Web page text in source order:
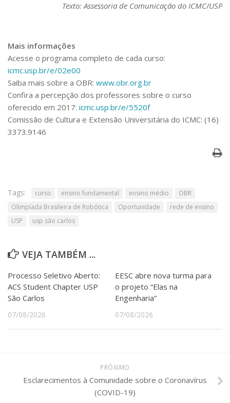
Texto: Assessoria de Comunicação do ICMC/USP
Mais informações
Acesse o programa completo de cada curso:
icmc.usp.br/e/02e00
Saiba mais sobre a OBR: www.obr.org.br
Confira a percepção dos professores sobre o curso
oferecido em 2017: icmc.usp.br/e/5520f
Comissão de Cultura e Extensão Universitária do ICMC: (16)
3373.9146
Tags: curso ensino fundamental ensino médio
OBR
Olimpíada Brasileira de Robótica
Oportunidade
rede de ensino
USP
usp são carlos
VEJA TAMBÉM ...
Processo Seletivo Aberto:
ACS Student Chapter USP
São Carlos
07/08/2026
EESC abre nova turma para
o projeto “Elas na
Engenharia”
07/08/2026
PRÓXIMO
Esclarecimentos à Comunidade sobre o Coronavírus
(COVID-19)